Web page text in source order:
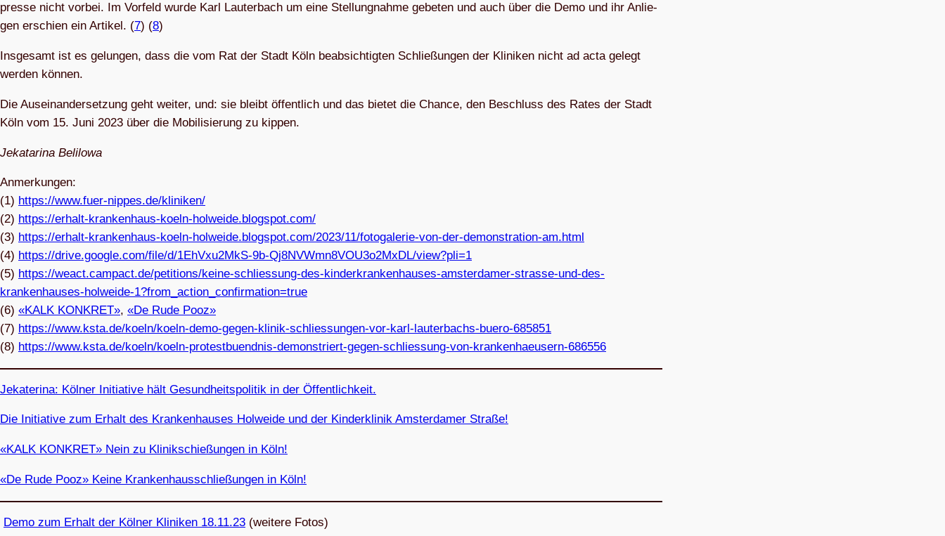
presse nicht vor­bei. Im Vor­feld wurde Karl Lau­ter­bach um eine Stel­lung­nahme gebe­ten und auch über die Demo und ihr Anlie­
gen erschien ein Arti­kel. (7) (8)
Ins­ge­samt ist es gelun­gen, dass die vom Rat der Stadt Köln beab­sich­tig­ten Schlie­ßun­gen der Kli­ni­ken nicht ad acta gelegt
wer­den können.
Die Aus­ein­an­der­set­zung geht wei­ter, und: sie bleibt öffent­lich und das bie­tet die Chance, den Beschluss des Rates der Stadt
Köln vom 15. Juni 2023 über die Mobi­li­sie­rung zu kippen.
Jeka­ta­rina Belilowa
Anmer­kun­gen:
(1) https://www.fuer-nippes.de/kliniken/
(2) https://erhalt-krankenhaus-koeln-holweide.blogspot.com/
(3) https://erhalt-krankenhaus-koeln-holweide.blogspot.com/2023/11/fotogalerie-von-der-demonstration-am.html
(4) https://drive.google.com/file/d/1EhVxu2MkS-9b-Qj8NVWmn8VOU3o2MxDL/view?pli=1
(5) https://weact.campact.de/petitions/keine-schliessung-des-kinderkrankenhauses-amsterdamer-strasse-und-des-
krankenhauses-holweide‑1?from_action_confirmation=true
(6) «KALK KON­KRET», «De Rude Pooz»
(7) https://www.ksta.de/koeln/koeln-demo-gegen-klinik-schliessungen-vor-karl-lauterbachs-buero-685851
(8) https://www.ksta.de/koeln/koeln-protestbuendnis-demonstriert-gegen-schliessung-von-krankenhaeusern-686556
Jeka­te­rina: Köl­ner Initia­tive hält Gesund­heits­po­li­tik in der Öffentlichkeit.
Die Initia­tive zum Erhalt des Kran­ken­hau­ses Hol­weide und der Kin­der­kli­nik Ams­ter­da­mer Straße!
«KALK KON­KRET» Nein zu Kli­nik­schie­ßun­gen in Köln!
«De Rude Pooz» Keine Kran­ken­haus­schlie­ßun­gen in Köln!
Demo zum Erhalt der Köl­ner Kli­ni­ken 18.11.23 (wei­tere Fotos)